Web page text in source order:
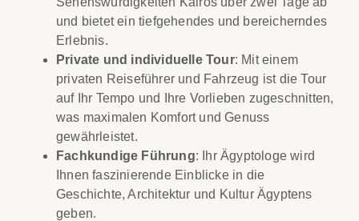
und bietet ein tiefgehendes und bereicherndes
Erlebnis.
Private und individuelle Tour: Mit einem
privaten Reiseführer und Fahrzeug ist die Tour
auf Ihr Tempo und Ihre Vorlieben zugeschnitten,
was maximalen Komfort und Genuss
gewährleistet.
Fachkundige Führung: Ihr Ägyptologe wird
Ihnen faszinierende Einblicke in die
Geschichte, Architektur und Kultur Ägyptens
geben.